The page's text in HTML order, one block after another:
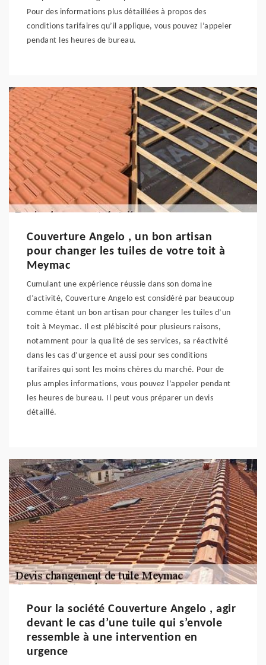
Pour des informations plus détaillées à propos des
conditions tarifaires qu’il applique, vous pouvez l’appeler
pendant les heures de bureau.
Couverture Angelo , un bon artisan
pour changer les tuiles de votre toit à
Meymac
Cumulant une expérience réussie dans son domaine
d’activité, Couverture Angelo est considéré par beaucoup
comme étant un bon artisan pour changer les tuiles d’un
toit à Meymac. Il est plébiscité pour plusieurs raisons,
notamment pour la qualité de ses services, sa réactivité
dans les cas d’urgence et aussi pour ses conditions
tarifaires qui sont les moins chères du marché. Pour de
plus amples informations, vous pouvez l’appeler pendant
les heures de bureau. Il peut vous préparer un devis
détaillé.
Pour la société Couverture Angelo , agir
devant le cas d’une tuile qui s’envole
ressemble à une intervention en
urgence